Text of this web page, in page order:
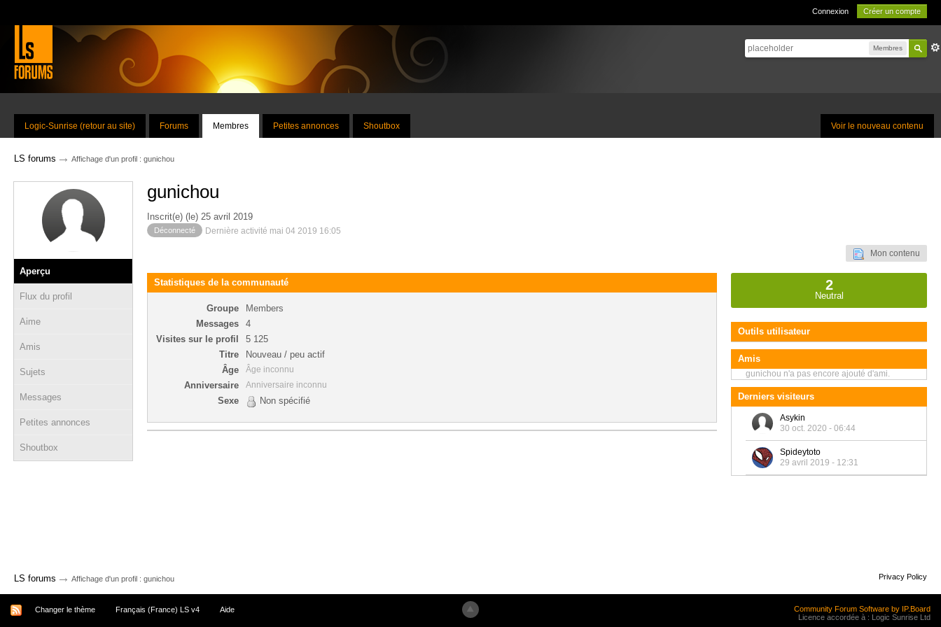
Connexion Créer un compte
Membres
Voir le nouveau contenu
Logic-Sunrise (retour au site) Forums Membres Petites annonces Shoutbox
LS forums → Affichage d'un profil : gunichou
Aperçu
Flux du profil
Aime
Amis
Sujets
Messages
Petites annonces
Shoutbox
gunichou
Inscrit(e) (le) 25 avril 2019
Déconnecté Dernière activité mai 04 2019 16:05
Mon contenu
Statistiques de la communauté
Groupe
Members
Messages
4
Visites sur le profil
5 125
Titre
Nouveau / peu actif
Âge
Âge inconnu
Anniversaire Anniversaire inconnu
Sexe Non spécifié
2
Neutral
Outils utilisateur
Amis
gunichou n'a pas encore ajouté d'ami.
Derniers visiteurs
Asykin
30 oct. 2020 - 06:44
Spideytoto
29 avril 2019 - 12:31
LS forums → Affichage d'un profil : gunichou Privacy Policy
Changer le thème Français (France) LS v4 Aide
Community Forum Software by IP.Board
Licence accordée à : Logic Sunrise Ltd